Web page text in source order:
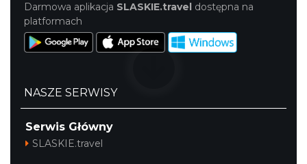
Gliwice
23.36 km
Darmowa aplikacja SLASKIE.travel dostępna na
platformach
NASZE SERWISY
Serwis Główny
SLASKIE.travel